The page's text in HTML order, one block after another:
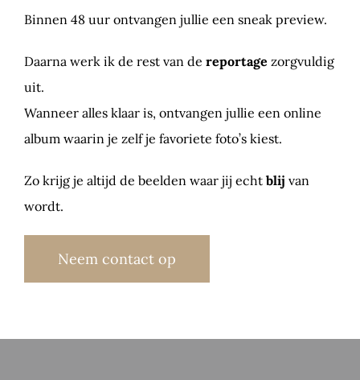
Binnen 48 uur ontvangen jullie een sneak preview.
Daarna werk ik de rest van de reportage zorgvuldig
uit.
Wanneer alles klaar is, ontvangen jullie een online
album waarin je zelf je favoriete foto’s kiest.
Zo krijg je altijd de beelden waar jij echt blij van
wordt.
Neem contact op